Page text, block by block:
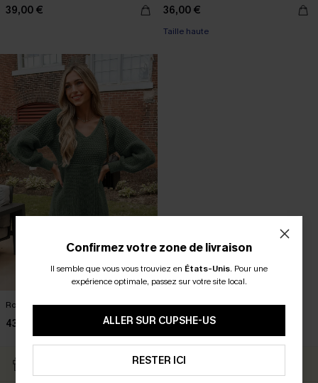
39,00 € 36,00 €
Taille haute
Robe courte à col en V en tricot
43,00 €
Confirmez votre zone de livraison
Il semble que vous vous trouviez en États-Unis. Pour une
expérience optimale, passez sur votre site local.
ALLER SUR CUPSHE-US
RESTER ICI